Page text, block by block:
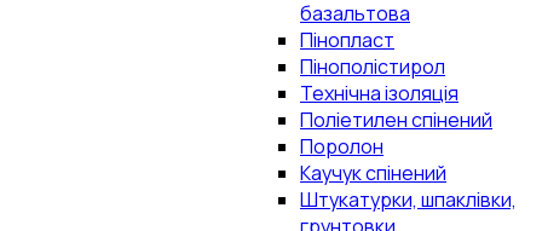
базальтова
Пінопласт
Пінополістирол
Технічна ізоляція
Поліетилен спінений
Поролон
Каучук спінений
Штукатурки, шпаклівки,